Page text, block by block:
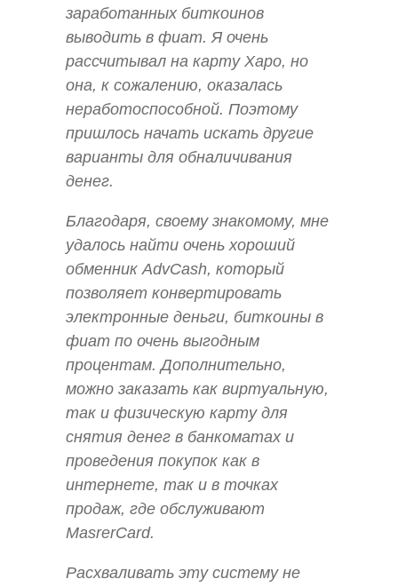
заработанных биткоинов
выводить в фиат. Я очень
рассчитывал на карту Xapo, но
она, к сожалению, оказалась
неработоспособной. Поэтому
пришлось начать искать другие
варианты для обналичивания
денег.
Благодаря, своему знакомому, мне
удалось найти очень хороший
обменник AdvCash, который
позволяет конвертировать
электронные деньги, биткоины в
фиат по очень выгодным
процентам. Дополнительно,
можно заказать как виртуальную,
так и физическую карту для
снятия денег в банкоматах и
проведения покупок как в
интернете, так и в точках
продаж, где обслуживают
MasrerCard.
Расхваливать эту систему не